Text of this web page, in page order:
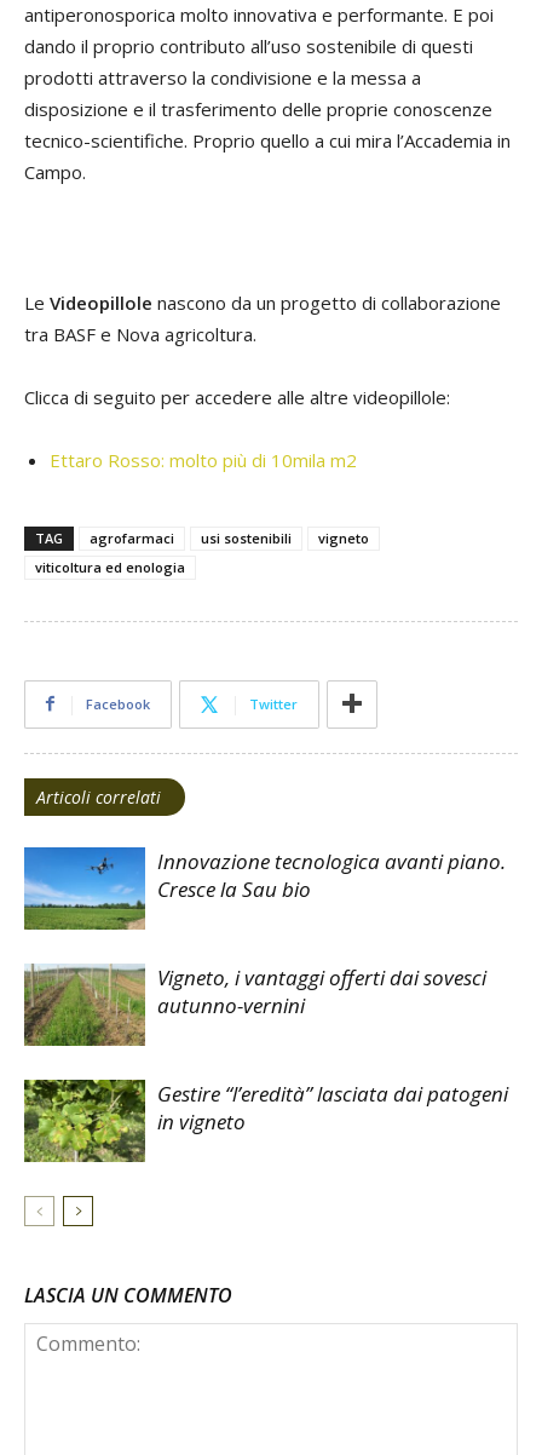
antiperonosporica molto innovativa e performante. E poi
dando il proprio contributo all’uso sostenibile di questi
prodotti attraverso la condivisione e la messa a
disposizione e il trasferimento delle proprie conoscenze
tecnico-scientifiche. Proprio quello a cui mira l’Accademia in
Campo.
Le Videopillole nascono da un progetto di collaborazione
tra BASF e Nova agricoltura.
Clicca di seguito per accedere alle altre videopillole:
Ettaro Rosso: molto più di 10mila m2
TAG agrofarmaci usi sostenibili
vigneto
viticoltura ed enologia
Facebook Twitter
Articoli correlati
Innovazione tecnologica avanti piano.
Cresce la Sau bio
Vigneto, i vantaggi offerti dai sovesci
autunno-vernini
Gestire “l’eredità” lasciata dai patogeni
in vigneto
LASCIA UN COMMENTO